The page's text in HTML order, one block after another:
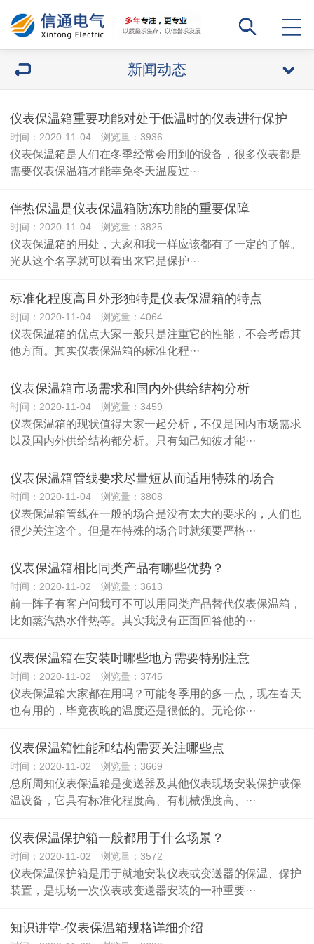
新闻动态
仪表保温箱重要功能对处于低温时的仪表进行保护
时间：2020-11-04 浏览量：3936
仪表保温箱是人们在冬季经常会用到的设备，很多仪表都是
需要仪表保温箱才能幸免冬天温度过···
伴热保温是仪表保温箱防冻功能的重要保障
时间：2020-11-04 浏览量：3825
仪表保温箱的用处，大家和我一样应该都有了一定的了解。
光从这个名字就可以看出来它是保护···
标准化程度高且外形独特是仪表保温箱的特点
时间：2020-11-04 浏览量：4064
仪表保温箱的优点大家一般只是注重它的性能，不会考虑其
他方面。其实仪表保温箱的标准化程···
仪表保温箱市场需求和国内外供给结构分析
时间：2020-11-04 浏览量：3459
仪表保温箱的现状值得大家一起分析，不仅是国内市场需求
以及国内外供给结构都分析。只有知己知彼才能···
仪表保温箱管线要求尽量短从而适用特殊的场合
时间：2020-11-04 浏览量：3808
仪表保温箱管线在一般的场合是没有太大的要求的，人们也
很少关注这个。但是在特殊的场合时就须要严格···
仪表保温箱相比同类产品有哪些优势？
时间：2020-11-02 浏览量：3613
前一阵子有客户问我可不可以用同类产品替代仪表保温箱，
比如蒸汽热水伴热等。其实我没有正面回答他的···
仪表保温箱在安装时哪些地方需要特别注意
时间：2020-11-02 浏览量：3745
仪表保温箱大家都在用吗？可能冬季用的多一点，现在春天
也有用的，毕竟夜晚的温度还是很低的。无论你···
仪表保温箱性能和结构需要关注哪些点
时间：2020-11-02 浏览量：3669
总所周知仪表保温箱是变送器及其他仪表现场安装保护或保
温设备，它具有标准化程度高、有机械强度高、···
仪表保温保护箱一般都用于什么场景？
时间：2020-11-02 浏览量：3572
仪表保温保护箱是用于就地安装仪表或变送器的保温、保护
装置，是现场一次仪表或变送器安装的一种重要···
知识讲堂-仪表保温箱规格详细介绍